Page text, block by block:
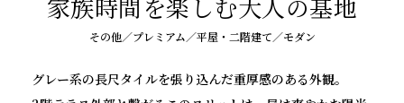
家族時間を楽しむ大人の基地
その他／プレミアム／平屋・二階建て／モダン
グレー系の長尺タイルを張り込んだ重厚感のある外観。